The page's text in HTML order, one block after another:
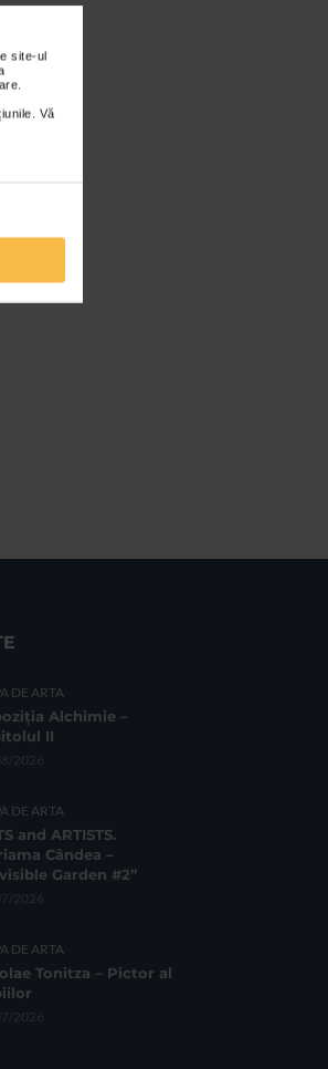
site-ul
Vă
DE ARTA
Alchimie –
II
2026
DE ARTA
and ARTISTS.
Cândea –
Garden #2”
2026
DE ARTA
Tonitza – Pictor al
2026